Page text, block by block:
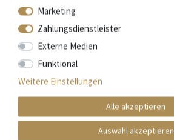
*inkl. ges. MwSt.zzgl.Versandkosten
Marketing
Zahlungsdienstleister
Externe Medien
Funktional
Weitere Einstellungen
Alle akzeptieren
Auswahl akzeptieren